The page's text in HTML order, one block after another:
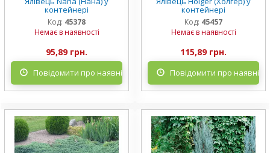
контейнері
Код: 45378
Немає в наявності
95,89 грн.
Повідомити про наявність
контейнері
Код: 45457
Немає в наявності
115,89 грн.
Повідомити про